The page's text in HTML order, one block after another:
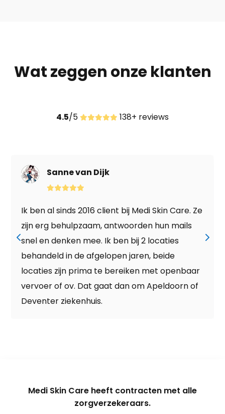
Wat zeggen onze klanten
4.5/5 138+ reviews
Care. Ze
mails
openbaar
of
Fam. Kroon
Ik ben meerdere keren met
behandeld door Nina. Naar grote
tevredenheid en resultaat,
zonneschade en pigmentvlekken.
fijne behandelaar is Nina zeer blij
kan deze Clinic ten zeerste
aanrader dus.
Medi Skin Care heeft contracten met alle
zorgverzekeraars.